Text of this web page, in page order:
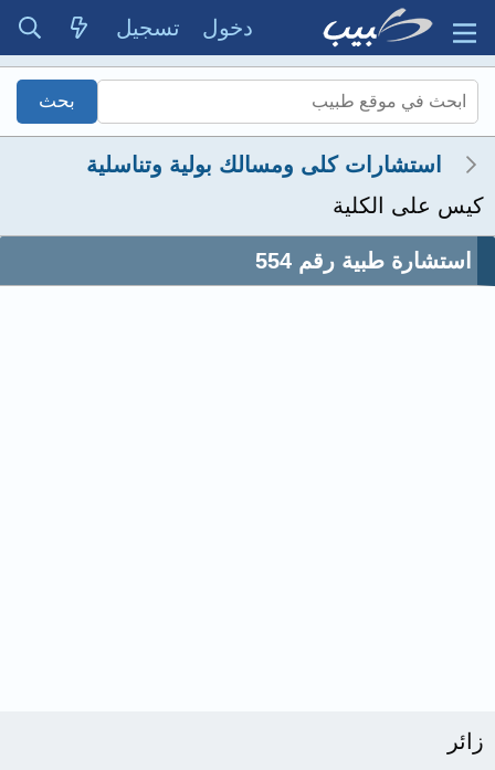
دخول تسجيل
استشارات كلى ومسالك بولية وتناسلية
كيس على الكلية
استشارة طبية رقم 554
زائر